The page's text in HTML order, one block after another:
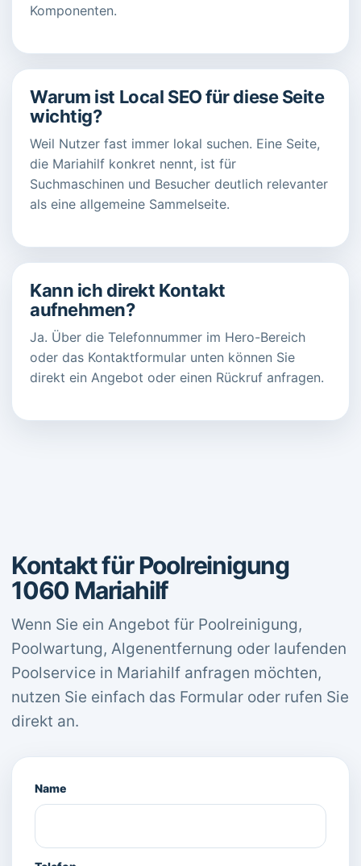
Komponenten.
Warum ist Local SEO für diese Seite
wichtig?
Weil Nutzer fast immer lokal suchen. Eine Seite,
die Mariahilf konkret nennt, ist für
Suchmaschinen und Besucher deutlich relevanter
als eine allgemeine Sammelseite.
Kann ich direkt Kontakt
aufnehmen?
Ja. Über die Telefonnummer im Hero-Bereich
oder das Kontaktformular unten können Sie
direkt ein Angebot oder einen Rückruf anfragen.
Kontakt für Poolreinigung
1060 Mariahilf
Wenn Sie ein Angebot für Poolreinigung,
Poolwartung, Algenentfernung oder laufenden
Poolservice in Mariahilf anfragen möchten,
nutzen Sie einfach das Formular oder rufen Sie
direkt an.
Name